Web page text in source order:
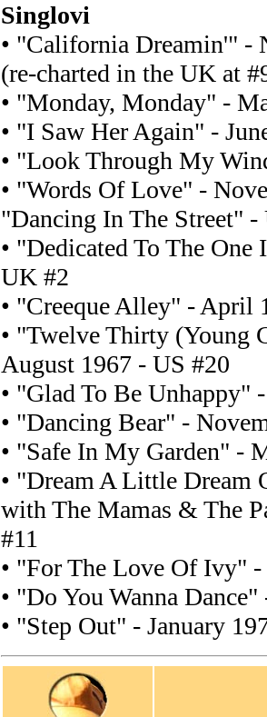
Singlovi
• "California Dreamin'" -
(re-charted in the UK at
• "Monday, Monday" -
• "I Saw Her Again" -
• "Look Through My
• "Words Of Love" -
"Dancing In The Street" -
• "Dedicated To The
UK #2
• "Creeque Alley" - April
• "Twelve Thirty (Young
August 1967 - US #20
• "Glad To Be Unhappy"
• "Dancing Bear" -
• "Safe In My Garden" -
• "Dream A Little Dream
with The Mamas & The
#11
• "For The Love Of Ivy"
• "Do You Wanna
• "Step Out" - January